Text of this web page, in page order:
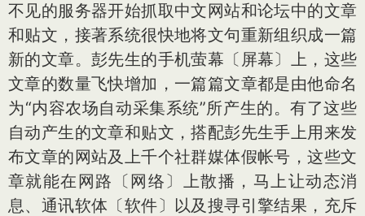
不见的服务器开始抓取中文网站和论坛中的文章
和贴文，接著系统很快地将文句重新组织成一篇
新的文章。彭先生的手机萤幕〔屏幕〕上，这些
文章的数量飞快增加，一篇篇文章都是由他命名
为“内容农场自动采集系统”所产生的。有了这些
自动产生的文章和贴文，搭配彭先生手上用来发
布文章的网站及上千个社群媒体假帐号，这些文
章就能在网路〔网络〕上散播，马上让动态消
息、通讯软体〔软件〕以及搜寻引擎结果，充斥